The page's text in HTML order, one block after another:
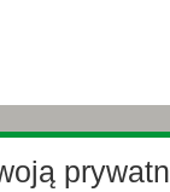
Glass Co., Ltd.